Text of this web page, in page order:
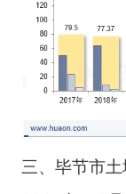
三、毕节市